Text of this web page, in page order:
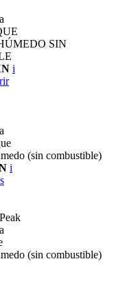
SIN
i
(sin combustible)
i
(sin combustible)